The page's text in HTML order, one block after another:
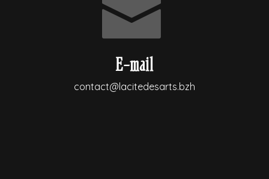
E-mail
contact@lacitedesarts.bzh